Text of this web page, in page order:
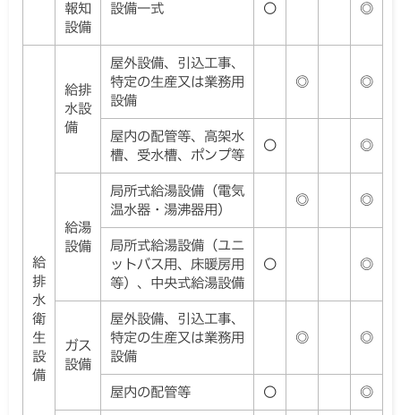
報知
設備
設備一式 〇 ◎
給
排
水
衛
生
設
備
給排
水設
備
屋外設備、引込工事、
特定の生産又は業務用
設備
◎ ◎
屋内の配管等、高架水
槽、受水槽、ポンプ等
〇 ◎
給湯
設備
局所式給湯設備（電気
温水器・湯沸器用）
◎ ◎
局所式給湯設備（ユニ
ットバス用、床暖房用
等）、中央式給湯設備
〇 ◎
ガス
設備
屋外設備、引込工事、
特定の生産又は業務用
設備
◎ ◎
屋内の配管等 〇 ◎